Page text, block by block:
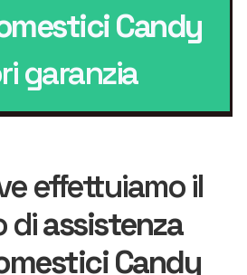
Candy
garanzia
effettuiamo il
diassistenza
Candy